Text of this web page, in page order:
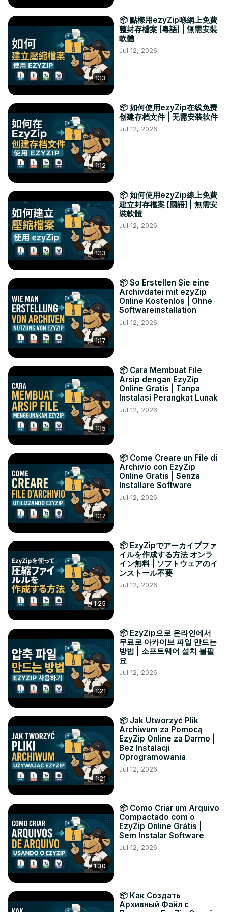
1:13
📦 點樣用ezyZip喺網上免費
整封存檔案 [粵語] | 無需安裝
軟體
Jul 12, 2026
1:12
📦 如何使用ezyZip在线免费
创建存档文件 | 无需安装软件
Jul 12, 2026
1:13
📦 如何使用ezyZip線上免費
建立封存檔案 [國語] | 無需安
裝軟體
Jul 12, 2026
1:17
📦 So Erstellen Sie eine
Archivdatei mit ezyZip
Online Kostenlos | Ohne
Softwareinstallation
Jul 12, 2026
1:15
📦 Cara Membuat File
Arsip dengan EzyZip
Online Gratis | Tanpa
Instalasi Perangkat Lunak
Jul 12, 2026
1:17
📦 Come Creare un File di
Archivio con EzyZip
Online Gratis | Senza
Installare Software
Jul 12, 2026
1:25
📦 EzyZipでアーカイブファ
イルを作成する方法 オンラ
イン無料 | ソフトウェアのイ
ンストール不要
Jul 12, 2026
1:21
📦 EzyZip으로 온라인에서
무료로 아카이브 파일 만드는
방법 | 소프트웨어 설치 불필
요
Jul 12, 2026
1:21
📦 Jak Utworzyć Plik
Archiwum za Pomocą
EzyZip Online za Darmo |
Bez Instalacji
Oprogramowania
Jul 12, 2026
1:30
📦 Como Criar um Arquivo
Compactado com o
EzyZip Online Grátis |
Sem Instalar Software
Jul 12, 2026
📦 Как Создать
Архивный Файл с